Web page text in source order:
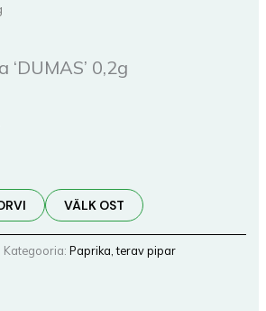
0,2g
VÄLK OST
Kategooria: Paprika, terav pipar